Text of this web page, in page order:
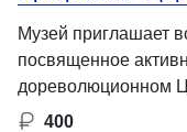
Музей приглашает
посвященное
дореволюционном
400